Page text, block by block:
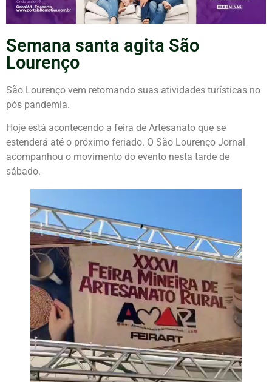
Semana santa agita São
Lourenço
São Lourenço vem retomando suas atividades turísticas no
pós pandemia.
Hoje está acontecendo a feira de Artesanato que se
estenderá até o próximo feriado. O São Lourenço Jornal
acompanhou o movimento do evento nesta tarde de
sábado.